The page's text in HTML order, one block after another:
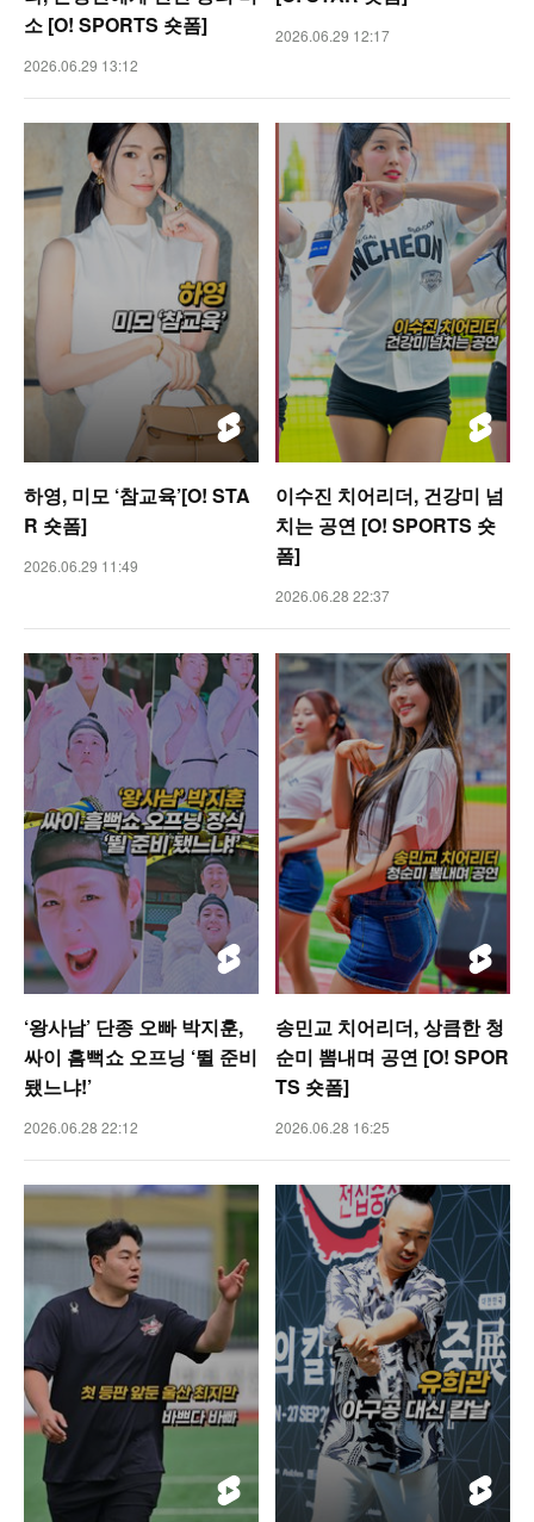
소 [O! SPORTS 숏폼]
2026.06.29 13:12
2026.06.29 12:17
하영, 미모 ‘참교육’[O! STA
R 숏폼]
2026.06.29 11:49
이수진 치어리더, 건강미 넘
치는 공연 [O! SPORTS 숏
폼]
2026.06.28 22:37
‘왕사남’ 단종 오빠 박지훈,
싸이 흠뻑쇼 오프닝 ‘뛸 준비
됐느냐!’
2026.06.28 22:12
송민교 치어리더, 상큼한 청
순미 뽐내며 공연 [O! SPOR
TS 숏폼]
2026.06.28 16:25